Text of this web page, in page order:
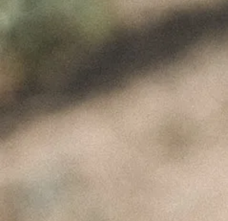
Fotografia Vinha da Fonte
ÚLTIMAS NOTÍCIAS
A Perfeita Imperfeição
Fevereiro 10, 2025